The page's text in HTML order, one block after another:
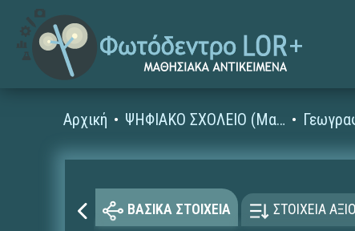
Αρχική ΨΗΦΙΑΚΟ ΣΧΟΛΕΙΟ (Μαθησιακά Αντικείμενα)
ΒΑΣΙΚΑ ΣΤΟΙΧΕΙΑ ΣΤΟΙΧΕΙΑ